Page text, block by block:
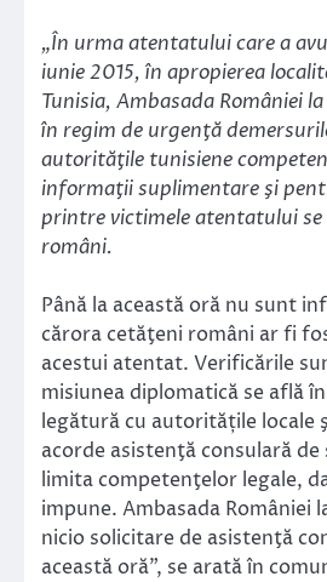
„În urma atentatului care a
iunie 2015, în apropierea
Tunisia, Ambasada României
în regim de urgenţă
autorităţile tunisiene
informaţii suplimentare şi
printre victimele atentatului
români.
Până la această oră nu sunt
cărora cetăţeni români ar fi
acestui atentat. Verificările
misiunea diplomatică se află
legătură cu autoritățile locale
acorde asistenţă consulară
limita competenţelor legale,
impune. Ambasada României
nicio solicitare de asistenţă
această oră”, se arată în